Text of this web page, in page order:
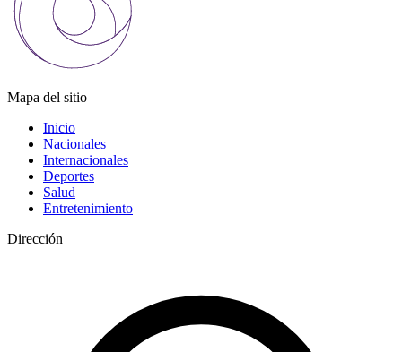
Mapa del sitio
Inicio
Nacionales
Internacionales
Deportes
Salud
Entretenimiento
Dirección